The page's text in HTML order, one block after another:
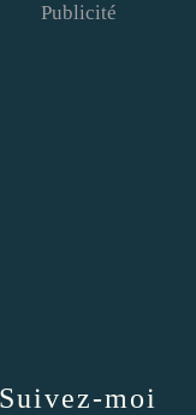
Suivez-moi
Publicité